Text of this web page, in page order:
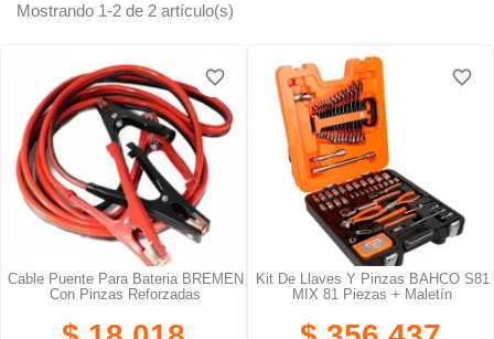
Mostrando 1-2 de 2 artículo(s)
Cable Puente Para Bateria BREMEN
Con Pinzas Reforzadas
favorite_border
favorite_border
Kit De Llaves Y Pinzas BAHCO S81
MIX 81 Piezas + Maletín
favorite_border
favorite_border